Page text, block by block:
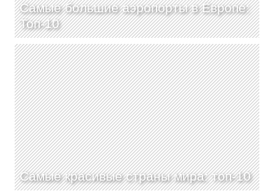
Самые большие аэропорты в Европе:
Топ-10
Самые красивые страны мира: топ-10